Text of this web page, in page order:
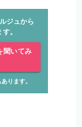
ジュから
。
聞いてみ
ります。